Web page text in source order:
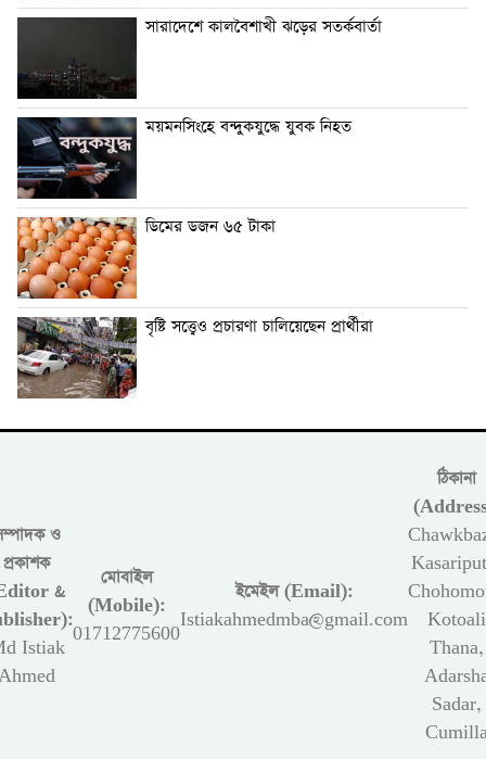
সারাদেশে কালবৈশাখী ঝড়ের সতর্কবার্তা
ময়মনসিংহে বন্দুকযুদ্ধে যুবক নিহত
ডিমের ডজন ৬৫ টাকা
বৃষ্টি সত্ত্বেও প্রচারণা চালিয়েছেন প্রার্থীরা
ও
প্রকাশক
&
Istiak
মোবাইল
(Mobile):
01712775600
ইমেইল (Email):
Istiakahmedmba@gmail.com
ঠিকানা
Kotoali
Thana,
Sadar,